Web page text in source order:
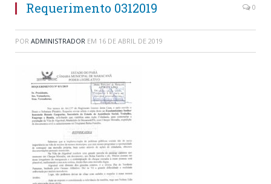
Requerimento 0312019 0
POR ADMINISTRADOR EM 16 DE ABRIL DE 2019